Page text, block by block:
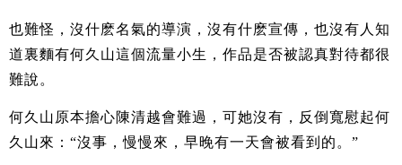
也難怪，沒什麽名氣的導演，沒有什麽宣傳，也沒有人知
道裏麵有何久山這個流量小生，作品是否被認真對待都很
難說。
何久山原本擔心陳清越會難過，可她沒有，反倒寬慰起何
久山來：“沒事，慢慢來，早晚有一天會被看到的。”